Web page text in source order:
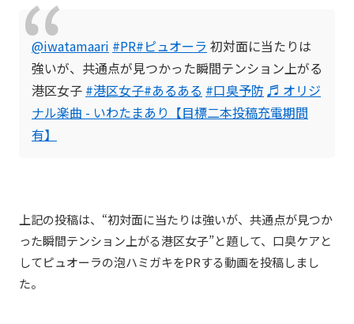
@iwatamaari #PR#ピュオーラ 初対面に当たりは
強いが、共通点が見つかった瞬間テンション上がる
港区女子 #港区女子#あるある #口臭予防♬ オリジ
ナル楽曲 - いわたまあり【目標二本投稿充電期間
有】
上記の投稿は、“初対面に当たりは強いが、共通点が見つか
った瞬間テンション上がる港区女子”と題して、口臭ケアと
してピュオーラの泡ハミガキをPRする動画を投稿しまし
た。